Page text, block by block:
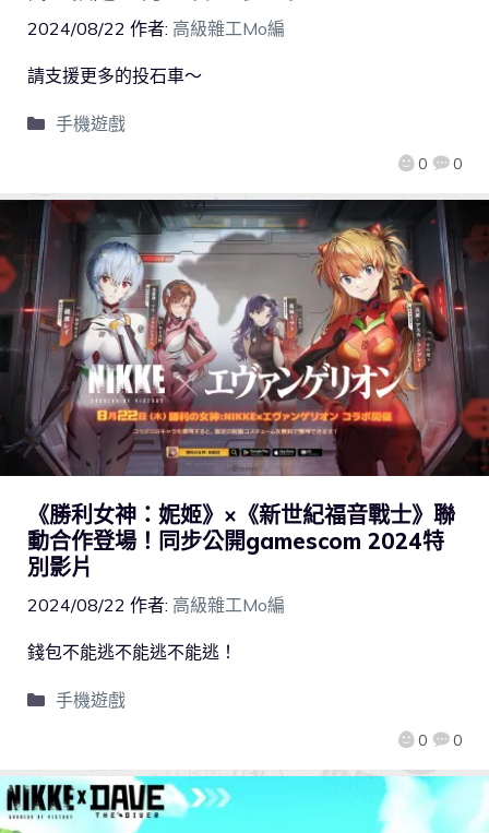
2024/08/22 作者: 高級雜工Mo編
0 0
請支援更多的投石車～
手機遊戲
《勝利女神：妮姬》×《新世紀福音戰士》聯
動合作登場！同步公開gamescom 2024特
別影片
2024/08/22 作者: 高級雜工Mo編
0 0
錢包不能逃不能逃不能逃！
手機遊戲